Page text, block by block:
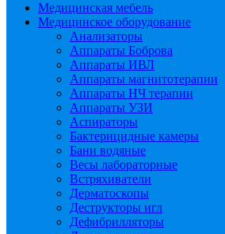
Медицинская мебель
Медицинское оборудование
Анализаторы
Аппараты Боброва
Аппараты ИВЛ
Аппараты магнитотерапии
Аппараты НЧ терапии
Аппараты УЗИ
Аспираторы
Бактерицидные камеры
Бани водяные
Весы лабораторные
Встряхиватели
Дерматоскопы
Деструкторы игл
Дефибрилляторы